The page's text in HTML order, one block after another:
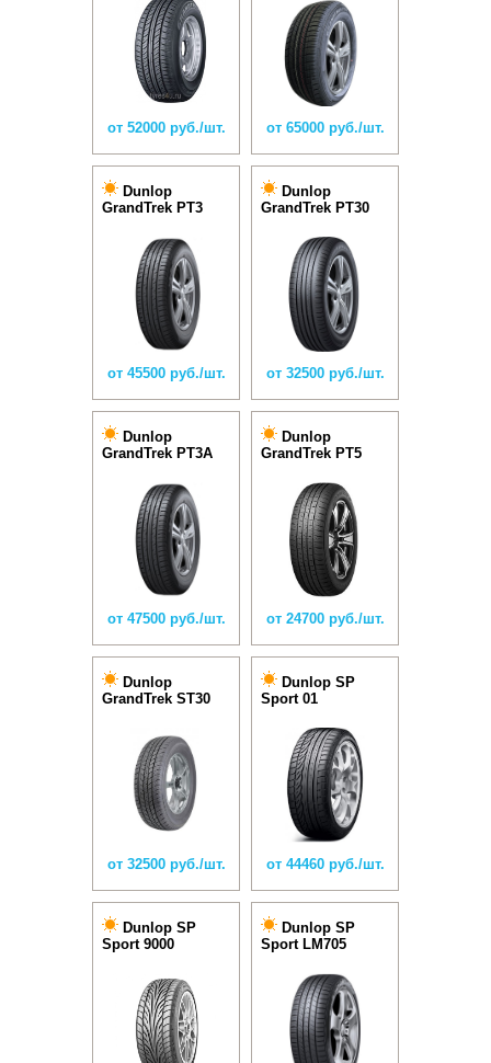
от 52000 руб./шт. от 65000 руб./шт.
Dunlop
GrandTrek PT3
от 45500 руб./шт.
Dunlop
GrandTrek PT30
от 32500 руб./шт.
Dunlop
GrandTrek PT3A
от 47500 руб./шт.
Dunlop
GrandTrek PT5
от 24700 руб./шт.
Dunlop
GrandTrek ST30
от 32500 руб./шт.
Dunlop SP
Sport 01
от 44460 руб./шт.
Dunlop SP
Sport 9000
Dunlop SP
Sport LM705